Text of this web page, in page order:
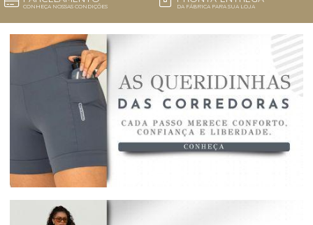
CONHEÇA NOSSAS CONDIÇÕES DA FÁBRICA PARA SUA LOJA